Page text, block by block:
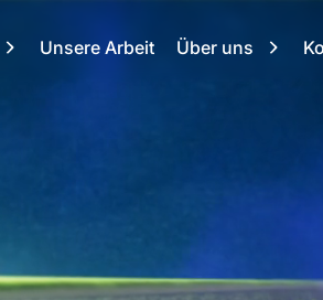
Unsere Arbeit Über uns